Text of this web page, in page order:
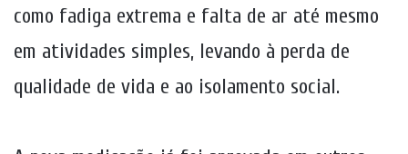
como fadiga extrema e falta de ar até mesmo
em atividades simples, levando à perda de
qualidade de vida e ao isolamento social.